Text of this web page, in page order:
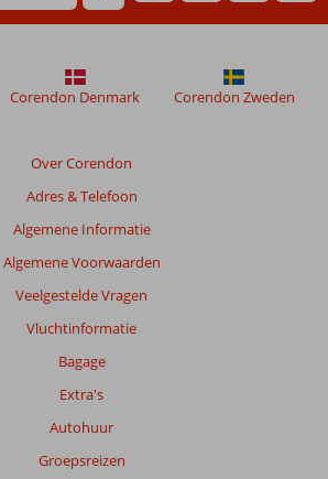
Over Corendon
Adres & Telefoon
Algemene Informatie
Algemene Voorwaarden
Veelgestelde Vragen
Vluchtinformatie
Bagage
Extra's
Autohuur
Groepsreizen
Corendon Denmark Corendon Zweden